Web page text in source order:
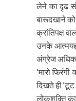
लेने का दृढ़
बारूदखाने
क्रांतिपक्ष
उनके
अंग्रेज
‘मारो
दिखते ही ‘टूट
लोकशक्ति